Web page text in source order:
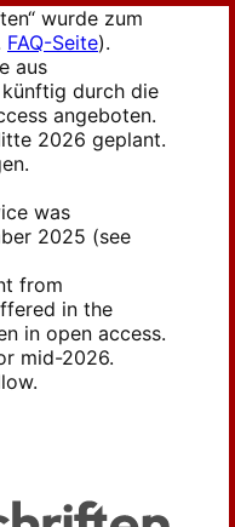
wurde zum
FAQ-Seite).
aus
künftig durch die
angeboten.
2026 geplant.
was
2025 (see
from
in the
in open access.
mid-2026.